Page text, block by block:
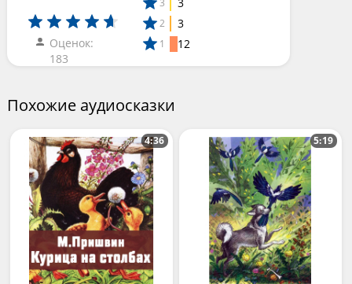
Оценок:
183
3
2 3
1 12
Похожие аудиосказки
4:36 5:19